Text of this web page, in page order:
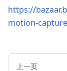
https://
motion-
上一页